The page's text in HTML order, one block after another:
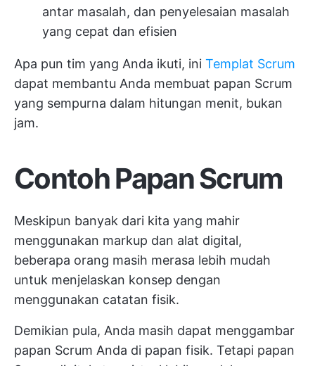
antar masalah, dan penyelesaian masalah
yang cepat dan efisien
Apa pun tim yang Anda ikuti, ini Templat Scrum
dapat membantu Anda membuat papan Scrum
yang sempurna dalam hitungan menit, bukan
jam.
Contoh Papan Scrum
Meskipun banyak dari kita yang mahir
menggunakan markup dan alat digital,
beberapa orang masih merasa lebih mudah
untuk menjelaskan konsep dengan
menggunakan catatan fisik.
Demikian pula, Anda masih dapat menggambar
papan Scrum Anda di papan fisik. Tetapi papan